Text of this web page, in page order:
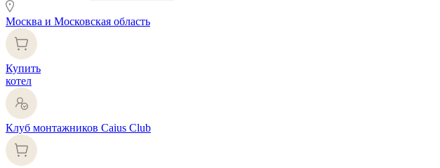
Москва и Московская область
Купить
котел
Клуб монтажников Caius Club